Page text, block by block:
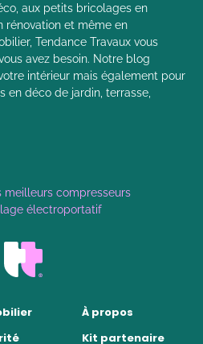
aux petits bricolages en
rénovation et même en
Tendance Travaux vous
avez besoin. Notre blog
intérieur mais également pour
en déco de jardin, terrasse,
compresseurs
électroportatif
À propos
Kit partenaire